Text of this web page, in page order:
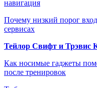
навигация
Почему низкий порог
сервисах
Тейлор Свифт и Трэвис
Как носимые гаджеты
после тренировок